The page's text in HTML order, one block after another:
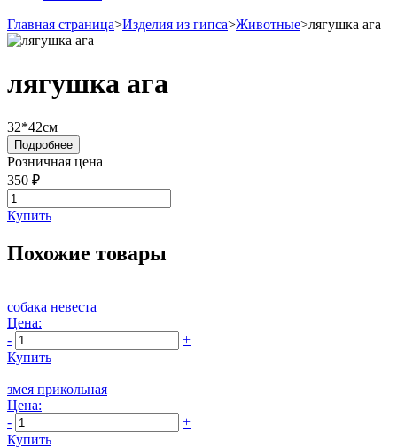
Главная страница>Изделия из гипса>Животные>лягушка ага
лягушка ага
32*42см
Подробнее
Розничная цена
350 ₽
Купить
Похожие товары
собака невеста
Цена:
-
+
Купить
змея прикольная
Цена:
-
+
Купить